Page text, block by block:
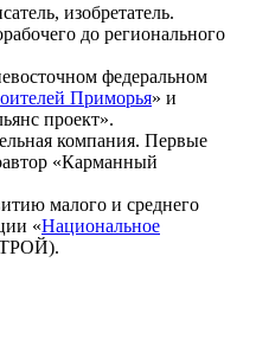
изобретатель.
до регионального
федеральном
Приморья» и
проект».
компания. Первые
«Карманный
малого и среднего
«Национальное